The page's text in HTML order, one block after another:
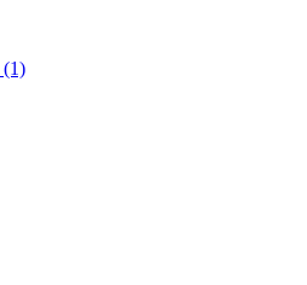
(1)